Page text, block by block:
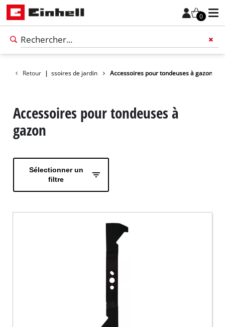
0
Retour |
Accessoires de jardin Accessoires pour tondeuses à gazon
Accessoires pour tondeuses à
gazon
Sélectionner un
filtre